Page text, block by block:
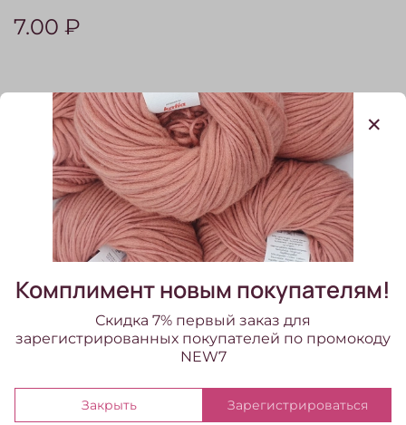
7.00 ₽
Сопутствующие товары
Комплимент новым покупателям!
Скидка 7% первый заказ для
зарегистрированных покупателей по промокоду
NEW7
Закрыть Зарегистрироваться